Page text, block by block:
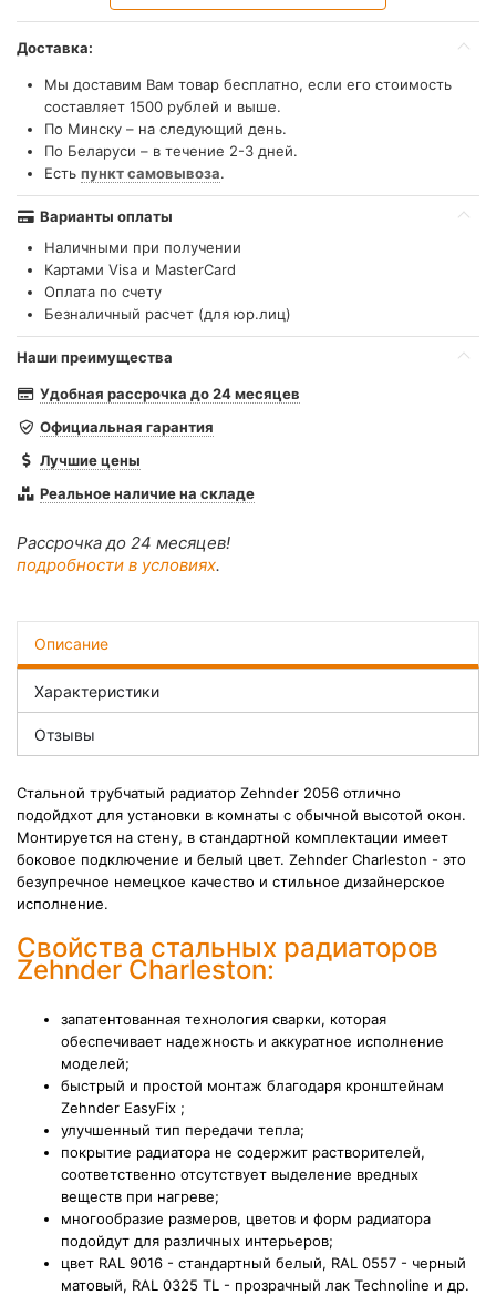
Доставка:
Мы доставим Вам товар бесплатно, если его стоимость
составляет 1500 рублей и выше.
По Минску – на следующий день.
По Беларуси – в течение 2-3 дней.
Есть пункт самовывоза.
Варианты оплаты
Наличными при получении
Картами Visa и MasterCard
Оплата по счету
Безналичный расчет (для юр.лиц)
Наши преимущества
Удобная рассрочка до 24 месяцев
Официальная гарантия
Лучшие цены
Реальное наличие на складе
Рассрочка до 24 месяцев!
подробности в условиях.
Описание
Характеристики
Отзывы
Стальной трубчатый радиатор Zehnder 2056 отлично
подойдхот для установки в комнаты с обычной высотой окон.
Монтируется на стену, в стандартной комплектации имеет
боковое подключение и белый цвет. Zehnder Charleston - это
безупречное немецкое качество и стильное дизайнерское
исполнение.
Свойства стальных радиаторов
Zehnder Charleston:
запатентованная технология сварки, которая
обеспечивает надежность и аккуратное исполнение
моделей;
быстрый и простой монтаж благодаря кронштейнам
Zehnder EasyFix ;
улучшенный тип передачи тепла;
покрытие радиатора не содержит растворителей,
соответственно отсутствует выделение вредных
веществ при нагреве;
многообразие размеров, цветов и форм радиатора
подойдут для различных интерьеров;
цвет RAL 9016 - стандартный белый, RAL 0557 - черный
матовый, RAL 0325 TL - прозрачный лак Technoline и др.